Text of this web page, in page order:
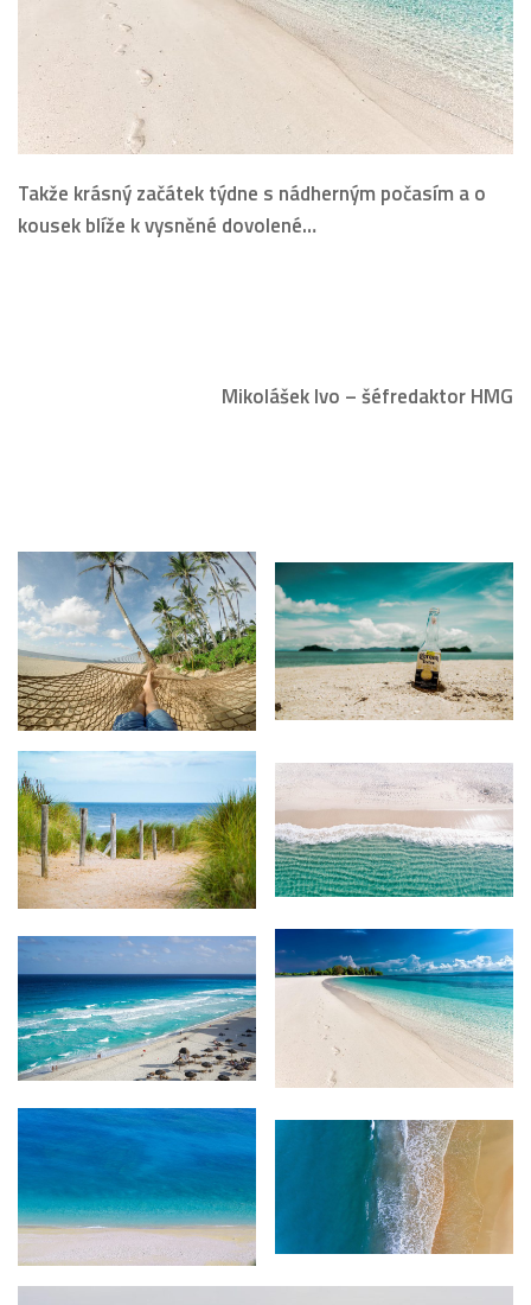
Takže krásný začátek týdne s nádherným počasím a o
kousek blíže k vysněné dovolené…
Mikolášek Ivo – šéfredaktor HMG